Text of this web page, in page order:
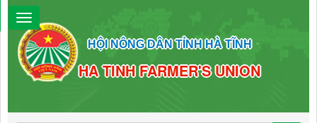
HỘI NÔNG DÂN TỈNH HÀ TĨNH
HA TINH FARMER'S UNION